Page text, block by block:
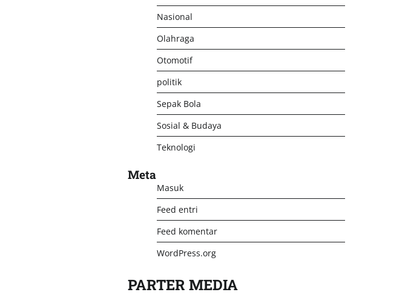
Nasional
Olahraga
Otomotif
politik
Sepak Bola
Sosial & Budaya
Teknologi
Meta
Masuk
Feed entri
Feed komentar
WordPress.org
PARTER MEDIA